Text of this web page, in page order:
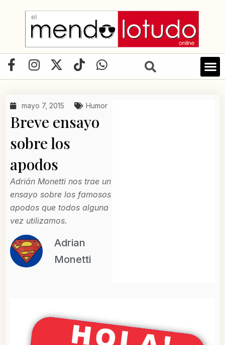
contenido
F
a
e
b
o
o
k
-
f
I
n
t
g
r
a
m
X
-
w
t
t
e
r
T
i
t
o
k
W
h
t
mayo 7, 2015 Humor
Breve ensayo
sobre los
apodos
Adrián Monetti nos trae un
ensayo sobre los famosos
apodos que todos alguna
vez utilizamos.
Adrian
Monetti